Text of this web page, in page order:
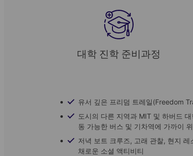
대학 진학 준비과정
유서 깊은 프리덤 트레일(Freedom
도시의 다른 지역과 MIT 및 하버드
동 가능한 버스 및 기차역에 가까이
저녁 보트 크루즈, 고래 관찰, 현지
채로운 소셜 액티비티